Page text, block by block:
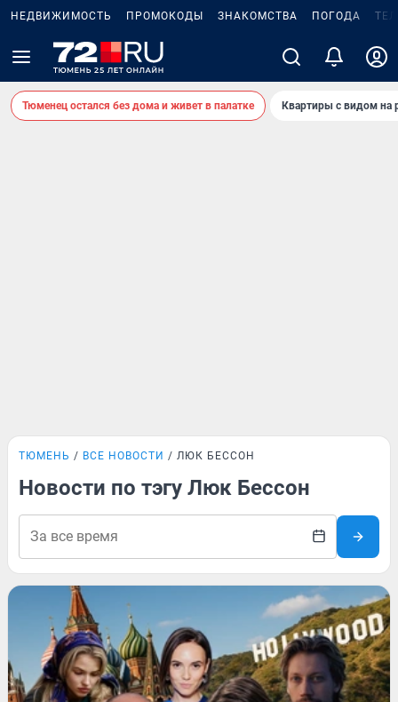
НЕДВИЖИМОСТЬ ПРОМОКОДЫ ЗНАКОМСТВА ПОГОДА
Тюменец остался без дома и живет в палатке Квартиры с видом на
ТЮМЕНЬ ВСЕ НОВОСТИ ЛЮК БЕССОН
Новости по тэгу Люк Бессон